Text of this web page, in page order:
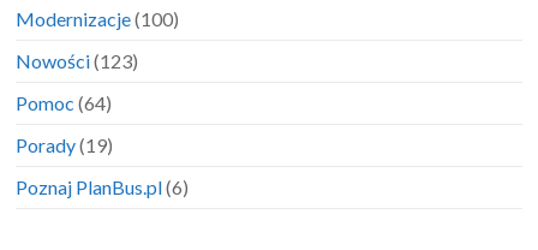
Modernizacje(100)
Nowości(123)
Pomoc (64)
Porady(19)
Poznaj PlanBus.pl(6)